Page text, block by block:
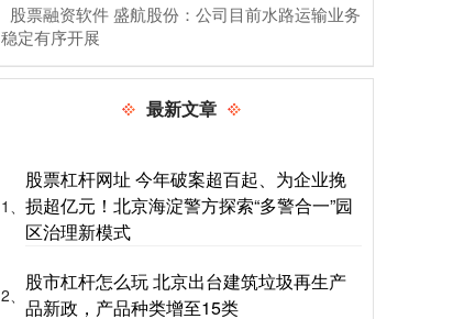
​股票融资软件 盛航股份：公司目前水路运输业务
稳定有序开展
最新文章
1、
股票杠杆网址 今年破案超百起、为企业挽
损超亿元！北京海淀警方探索“多警合一”园
区治理新模式
2、
股市杠杆怎么玩 北京出台建筑垃圾再生产
品新政，产品种类增至15类